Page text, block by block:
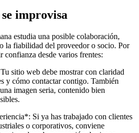
improvisa
estudia una posible colaboración,
la fiabilidad del proveedor o socio. Por
confianza desde varios frentes:
sitio web debe mostrar con claridad
y cómo contactar contigo. También
imagen seria, contenido bien
Si ya has trabajado con clientes
o corporativos, conviene